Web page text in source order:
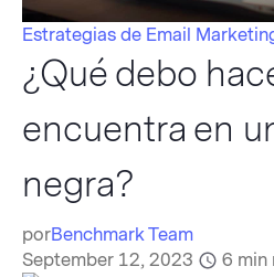
Estrategias de Email
¿Qué debo
encuentra en
negra?
porBenchmark Team
September 12, 2023
6 min